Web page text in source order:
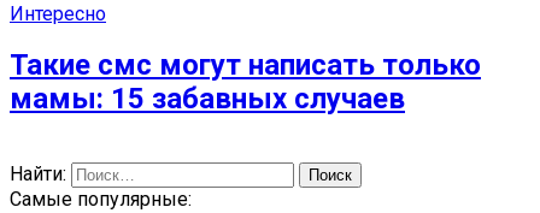
Интересно
Такие смс могут написать только
мамы: 15 забавных случаев
Найти:
Самые популярные: